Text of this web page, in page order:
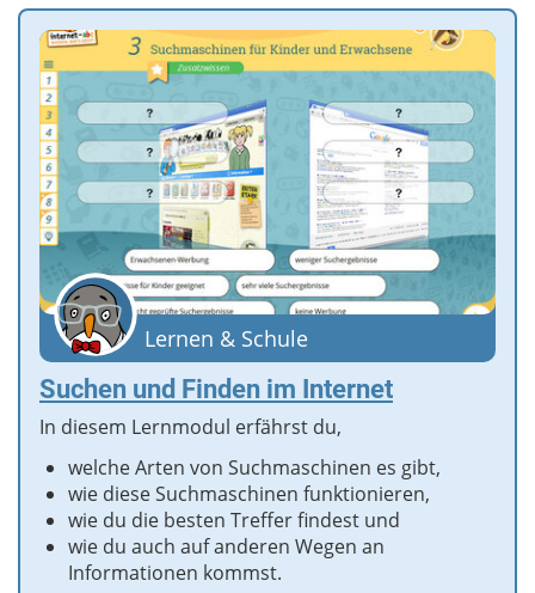
Lernen & Schule
Suchen und Finden im Internet
In diesem Lernmodul erfährst du,
welche Arten von Suchmaschinen es gibt,
wie diese Suchmaschinen funktionieren,
wie du die besten Treffer findest und
wie du auch auf anderen Wegen an
Informationen kommst.